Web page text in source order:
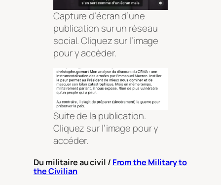
Capture d’écran d’une
publication sur un réseau
social. Cliquez sur l’image
pour y accéder.
Suite de la publication.
Cliquez sur l’image pour y
accéder.
Du militaire au civil / From the Military to
the Civilian